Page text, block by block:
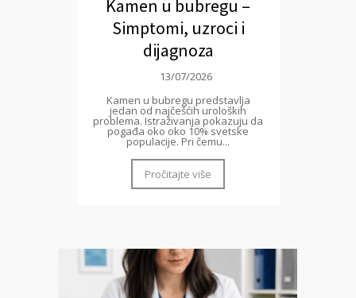
Kamen u bubregu –
Simptomi, uzroci i
dijagnoza
13/07/2026
Kamen u bubregu predstavlja
jedan od najčešćih uroloških
problema. Istraživanja pokazuju da
pogađa oko oko 10% svetske
populacije. Pri čemu...
Pročitajte više